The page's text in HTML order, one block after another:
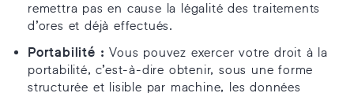
remettra pas en cause la légalité des traitements
d’ores et déjà effectués.
Portabilité : Vous pouvez exercer votre droit à la
portabilité, c’est-à-dire obtenir, sous une forme
structurée et lisible par machine, les données